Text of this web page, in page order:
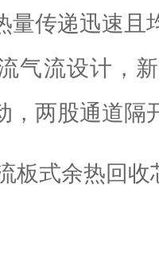
量传递迅速且
气流设计，
，两股通道隔